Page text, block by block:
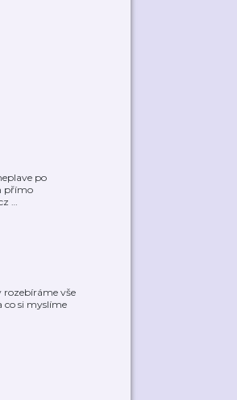
po
přímo
…
rozebíráme vše
co si myslíme